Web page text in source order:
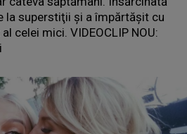
la superstiţii şi a împărtăşit cu
celei mici. VIDEOCLIP NOU: